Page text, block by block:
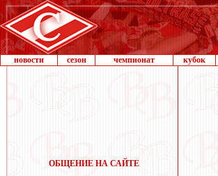
новости сезон чемпионат кубок
ОБЩЕНИЕ НА САЙТЕ